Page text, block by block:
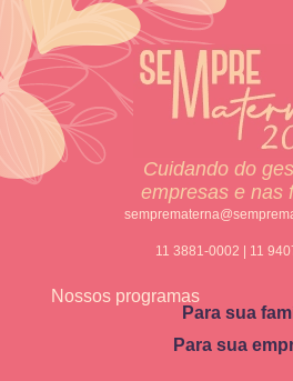
Cuidando do
empresas e nas
11 3881-0002 | 11
Nossos programas
Para sua
Para sua